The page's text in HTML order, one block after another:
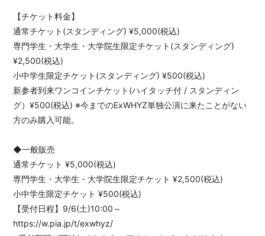
会員登録 ログイン
【チケット料金】
通常チケット(スタンディング) ¥5,000(税込)
専門学生・大学生・大学院生限定チケット(スタンディング)
¥2,500(税込)
小中学生限定チケット(スタンディング) ¥500(税込)
新参者到来ワンコインチケット(ハイタッチ付 / スタンディン
グ）¥500(税込) ※今までのExWHYZ単独公演に来たことがない
方のみ購入可能。
◆一般販売
通常チケット ¥5,000(税込)
専門学生・大学生・大学院生限定チケット ¥2,500(税込)
小中学生限定チケット ¥500(税込)
【受付日程】9/6(土)10:00～
https://w.pia.jp/t/exwhyz/